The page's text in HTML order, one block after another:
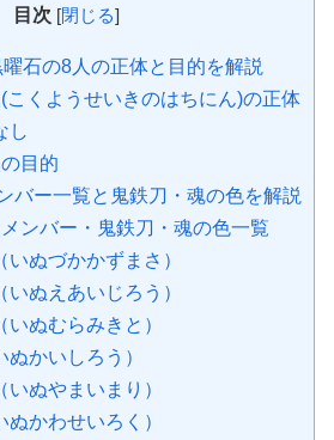
目次 [閉じる]
石の8人の正体と目的を解説
こくようせいきのはちにん)の正体
し
目的
バー一覧と鬼鉄刀・魂の色を解説
ンバー・鬼鉄刀・魂の色一覧
いぬづかかずまさ）
いぬえあいじろう）
ぬむらみきと）
かいしろう）
ぬやまいまり）
かわせいろく）